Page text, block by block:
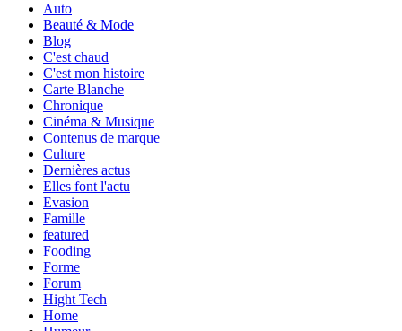
Auto
Beauté & Mode
Blog
C'est chaud
C'est mon histoire
Carte Blanche
Chronique
Cinéma & Musique
Contenus de marque
Culture
Dernières actus
Elles font l'actu
Evasion
Famille
featured
Fooding
Forme
Forum
Hight Tech
Home